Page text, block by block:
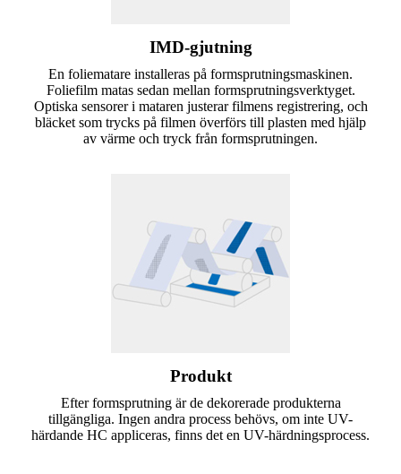
IMD-gjutning
En foliematare installeras på formsprutningsmaskinen.
Foliefilm matas sedan mellan formsprutningsverktyget.
Optiska sensorer i mataren justerar filmens registrering, och
bläcket som trycks på filmen överförs till plasten med hjälp
av värme och tryck från formsprutningen.
Produkt
Efter formsprutning är de dekorerade produkterna
tillgängliga. Ingen andra process behövs, om inte UV-
härdande HC appliceras, finns det en UV-härdningsprocess.